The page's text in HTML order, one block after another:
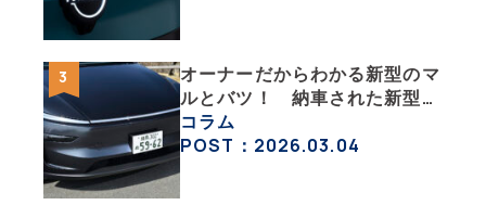
オーナーだからわかる新型のマ
ルとバツ！ 納車された新型を
旧型モデルＹと細部まで比べて
みた【テスラ沼にはまった大学
コラム
POST：2026.03.04